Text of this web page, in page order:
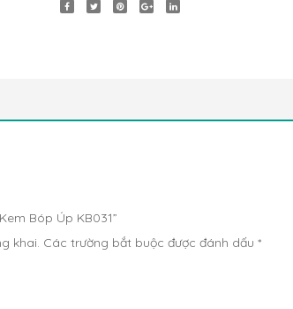
Bóp Úp KB031”
khai. Các trường bắt buộc được đánh dấu *